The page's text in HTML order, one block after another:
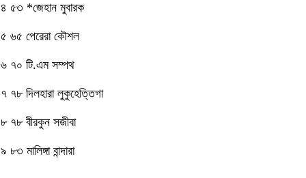
৪ ৫৩ *জেহান মুবারক
৫ ৬৫ পেরেরা কৌশল
৬ ৭০ টি.এম সম্পথ
৭ ৭৮ দিলহারা লুকুহেত্তিগা
৮ ৭৮ বীরকুন সজীবা
৯ ৮৩ মালিঙ্গা বান্দারা